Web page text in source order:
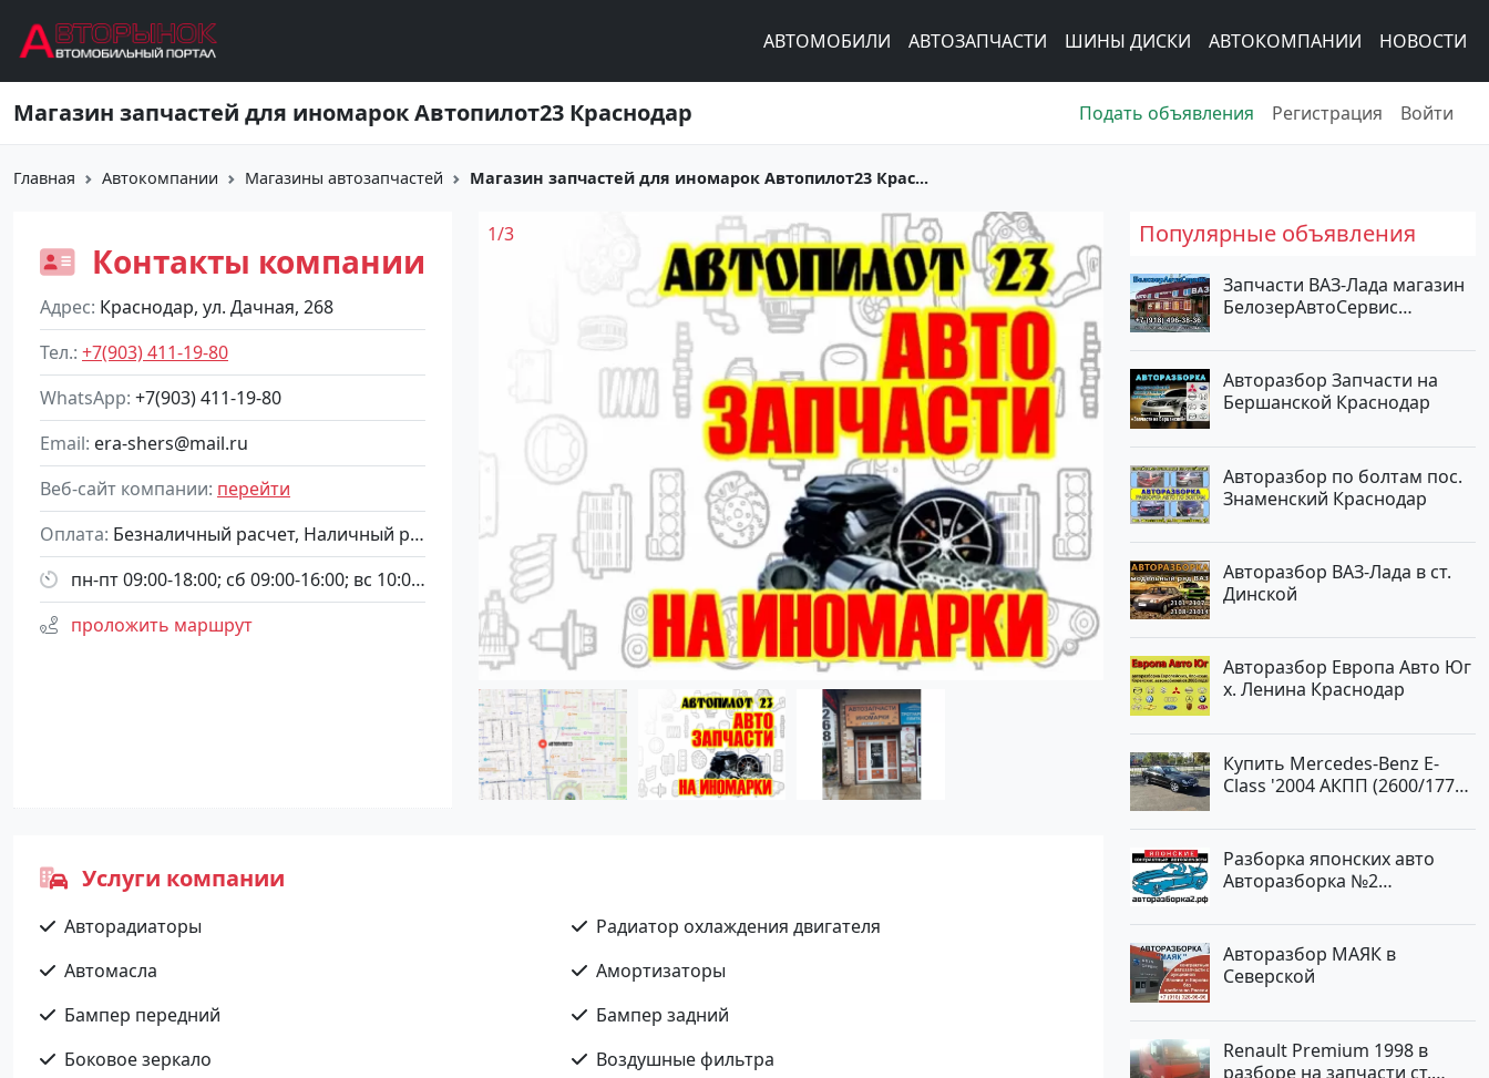
АВТОМОБИЛИ АВТОЗАПЧАСТИ ШИНЫ ДИСКИ АВТОКОМПАНИИ НОВОСТИ
Магазин запчастей для иномарок Автопилот23 Краснодар Подать объявления Регистрация Войти
Главная Автокомпании Магазины автозапчастей Магазин запчастей для иномарок Автопилот23 Крас...
Контакты компании
Адрес Краснодар, ул. Дачная, 268
Тел. +7(903) 411-19-80
WhatsApp +7(903) 411-19-80
Email era-shers@mail.ru
Веб-сайт компании перейти
Оплата
Безналичный расчет, Наличный расчет
пн-пт 09:00-18:00; сб 09:00-16:00; вс 10:00-14:00
проложить маршрут
1/3
Услуги компании
Авторадиаторы
Радиатор охлаждения двигателя
Автомасла
Амортизаторы
Бампер передний
Бампер задний
Боковое зеркало
Воздушные фильтра
Популярные объявления
Запчасти ВАЗ-Лада магазин
БелозерАвтоСервис
Авторазбор Запчасти на
Бершанской Краснодар
Авторазбор по болтам пос.
Знаменский Краснодар
Авторазбор ВАЗ-Лада в ст.
Динской
Авторазбор Европа Авто Юг
х. Ленина Краснодар
Купить Mercedes-Benz E-
Class '2004 АКПП (2600/177
Новороссийск цвет черный
Седан по цене 620000
рублей, объявление №2192
на сайте Авторынок23
Разборка японских авто
Авторазборка №2
Авторазбор МАЯК в
Северской
Renault Premium 1998 в
разборе на запчасти ст.